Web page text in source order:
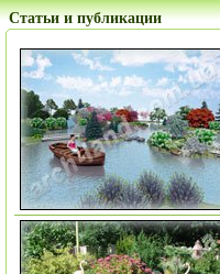
Статьи и публикации